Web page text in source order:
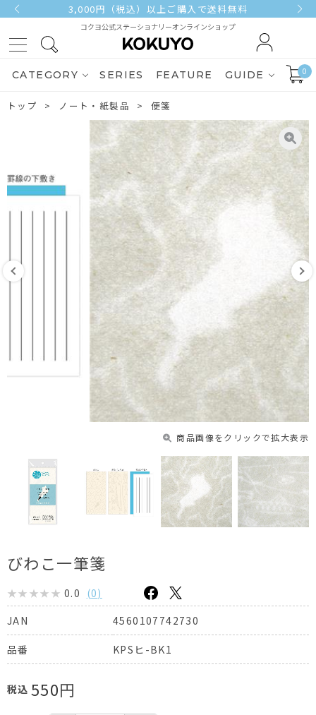
3,000円（税込）以上ご購入で送料無料
コクヨ公式ステーショナリーオンラインショップ
CATEGORY SERIES FEATURE GUIDE 0
トップ ノート・紙製品 便箋
商品画像をクリックで拡大表示
びわこ一筆箋
0.0 (0)
JAN
4560107742730
品番 KPSヒ-BK1
税込 550円